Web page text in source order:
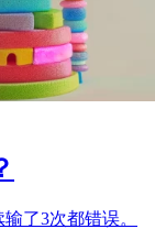
了3次都错误。